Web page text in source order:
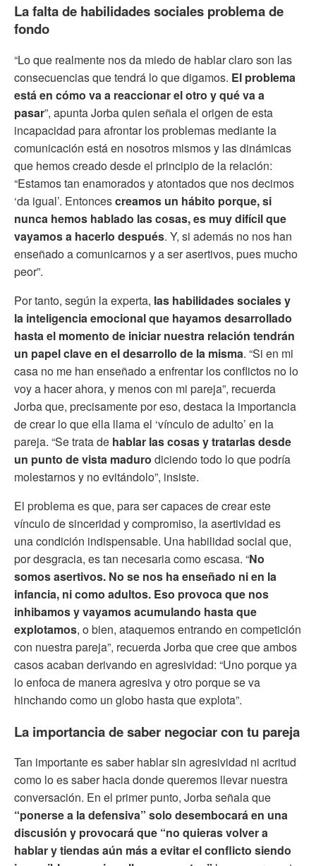
La falta de habilidades sociales problema de
fondo
“Lo que realmente nos da miedo de hablar claro son las
consecuencias que tendrá lo que digamos. El problema
está en cómo va a reaccionar el otro y qué va a
pasar”, apunta Jorba quien señala el origen de esta
incapacidad para afrontar los problemas mediante la
comunicación está en nosotros mismos y las dinámicas
que hemos creado desde el principio de la relación:
“Estamos tan enamorados y atontados que nos decimos
‘da igual’. Entoncescreamos un hábito porque, si
nunca hemos hablado las cosas, es muy difícil que
vayamos a hacerlo después. Y, si además no nos han
enseñado a comunicarnos y a ser asertivos, pues mucho
peor”.
Por tanto, según la experta, las habilidades sociales y
la inteligencia emocional que hayamos desarrollado
hasta el momento de iniciar nuestra relación tendrán
un papel clave en el desarrollo de la misma. “Si en mi
casa no me han enseñado a enfrentar los conflictos no lo
voy a hacer ahora, y menos con mi pareja”, recuerda
Jorba que, precisamente por eso, destaca la importancia
de crear lo que ella llama el ‘vínculo de adulto’ en la
pareja. “Se trata de hablar las cosas y tratarlas desde
un punto de vista maduro diciendo todo lo que podría
molestarnos y no evitándolo”, insiste.
El problema es que, para ser capaces de crear este
vínculo de sinceridad y compromiso, la asertividad es
una condición indispensable. Una habilidad social que,
por desgracia, es tan necesaria como escasa. “No
somos asertivos. No se nos ha enseñado ni en la
infancia, ni como adultos. Eso provoca que nos
inhibamos y vayamos acumulando hasta que
explotamos, o bien, ataquemos entrando en competición
con nuestra pareja”, recuerda Jorba que cree que ambos
casos acaban derivando en agresividad: “Uno porque ya
lo enfoca de manera agresiva y otro porque se va
hinchando como un globo hasta que explota”.
La importancia de saber negociar con tu pareja
Tan importante es saber hablar sin agresividad ni acritud
como lo es saber hacia donde queremos llevar nuestra
conversación. En el primer punto, Jorba señala que
“ponerse a la defensiva” solo desembocará en una
discusión y provocará que “no quieras volver a
hablar y tiendas aún más a evitar el conflicto siendo